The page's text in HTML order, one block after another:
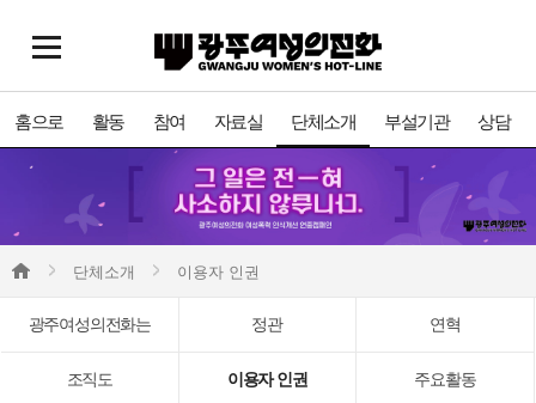
홈으로 활동 참여 자료실 단체소개 부설기관 상담
단체소개 이용자 인권
광주여성의전화는 정관 연혁
조직도 이용자 인권 주요활동